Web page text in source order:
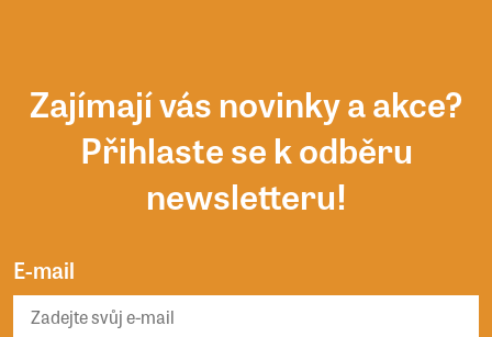
Zajímají vás novinky a akce?
Přihlaste se k odběru
newsletteru!
E-mail